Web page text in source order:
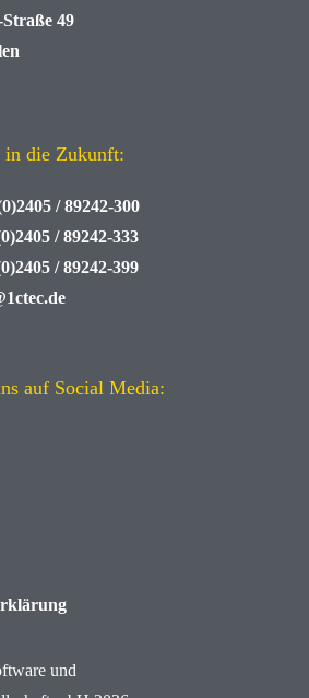
49
in die Zukunft:
/ 89242-300
/ 89242-333
/ 89242-399
auf Social Media:
und